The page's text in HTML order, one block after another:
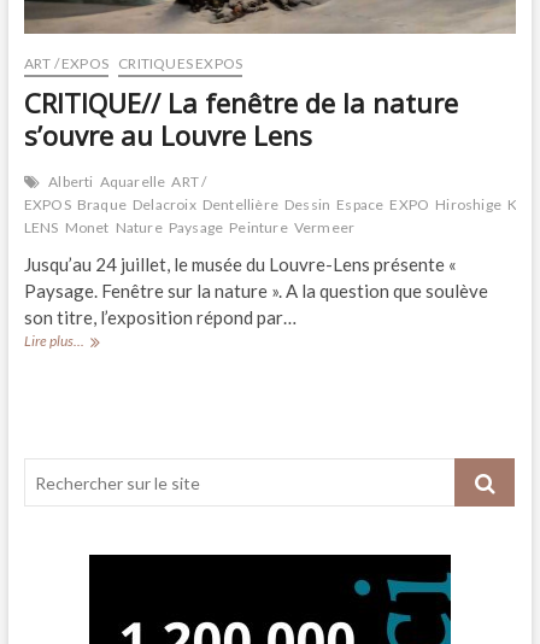
ART / EXPOS CRITIQUES EXPOS
CRITIQUE// La fenêtre de la nature
s’ouvre au Louvre Lens
Alberti Aquarelle ART /
EXPOS Braque Delacroix Dentellière Dessin Espace EXPO Hiroshige
LENS Monet Nature Paysage Peinture Vermeer
Jusqu’au 24 juillet, le musée du Louvre-Lens présente «
Paysage. Fenêtre sur la nature ». A la question que soulève
son titre, l’exposition répond par…
Lire plus... CRITIQUE//
au